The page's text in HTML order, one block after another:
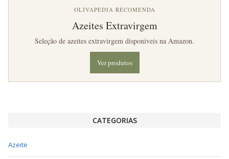
OLIVAPEDIA RECOMENDA
Azeites Extravirgem
Seleção de azeites extravirgem disponíveis na Amazon.
Ver produtos
CATEGORIAS
Azeite